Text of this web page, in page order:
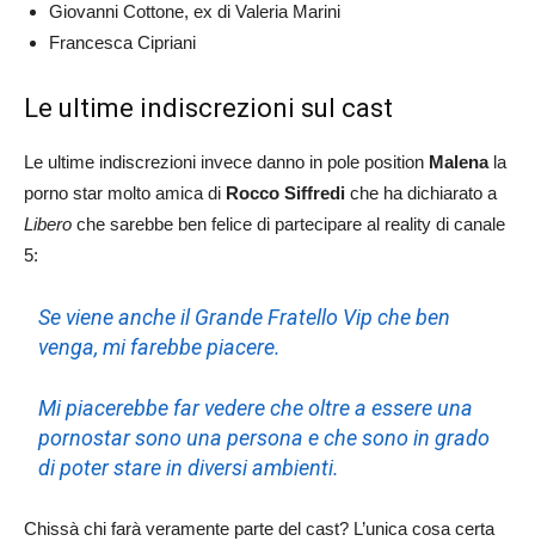
Giovanni Cottone, ex di Valeria Marini
Francesca Cipriani
Le ultime indiscrezioni sul cast
Le ultime indiscrezioni invece danno in pole position Malenala
porno star molto amica di Rocco Siffredi che ha dichiarato a
Libero che sarebbe ben felice di partecipare al reality di canale
5:
Se viene anche il Grande Fratello Vip che ben
venga, mi farebbe piacere.
Mi piacerebbe far vedere che oltre a essere una
pornostar sono una persona e che sono in grado
di poter stare in diversi ambienti.
Chissà chi farà veramente parte del cast? L’unica cosa certa